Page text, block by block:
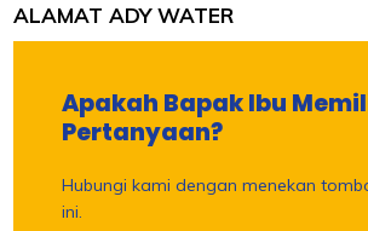
ALAMAT ADY WATER
Apakah Bapak Ibu
Pertanyaan?
Hubungi kami dengan menekan
ini.